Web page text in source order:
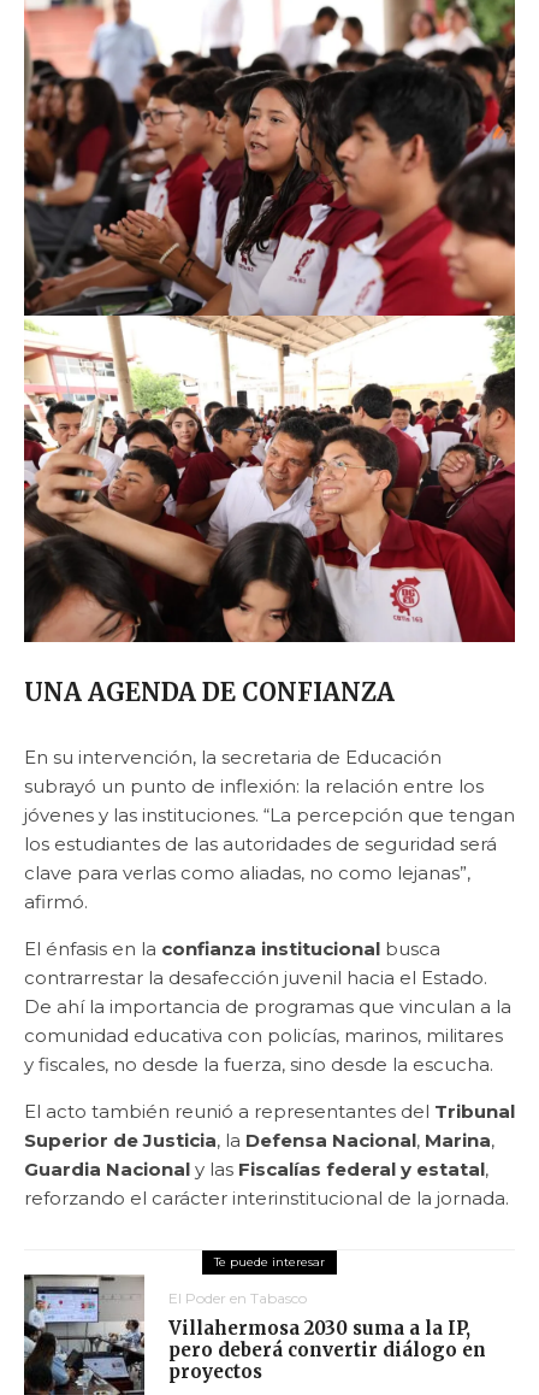
UNA AGENDA DE CONFIANZA
En su intervención, la secretaria de Educación
subrayó un punto de inflexión: la relación entre los
jóvenes y las instituciones. “La percepción que tengan
los estudiantes de las autoridades de seguridad será
clave para verlas como aliadas, no como lejanas”,
afirmó.
El énfasis en la confianza institucional busca
contrarrestar la desafección juvenil hacia el Estado.
De ahí la importancia de programas que vinculan a la
comunidad educativa con policías, marinos, militares
y fiscales, no desde la fuerza, sino desde la escucha.
El acto también reunió a representantes del Tribunal
Superior de Justicia, la Defensa Nacional, Marina,
Guardia Nacional y las Fiscalías federal y estatal,
reforzando el carácter interinstitucional de la jornada.
El Poder en Tabasco
Villahermosa 2030 suma a la IP,
pero deberá convertir diálogo en
proyectos